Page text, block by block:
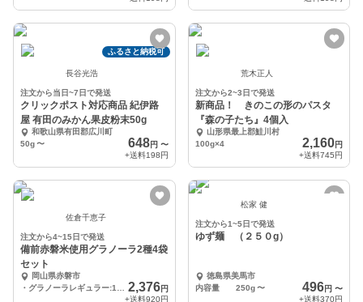
ふるさと納税可
長谷光浩
注文から当日~7日で発送
クリックポスト対応商品 紀伊路
屋 有田のみかん果皮粉末50g
和歌山県有田郡広川町
50g〜 648円 〜
+送料198円
荒木正人
注文から2~3日で発送
新商品！ きのこの形のパスタ
『森の子たち』4個入
山形県最上郡鮭川村
100g×4
2,160円
+送料745円
佐倉千恵子
注文から4~15日で発送
備前赤磐米使用グラノーラ2種4袋
セット
岡山県赤磐市
2,376円
+送料920円
松家 健
注文から1~5日で発送
ゆず麺 （２５０g）
徳島県美馬市
内容量 250g 〜 496円 〜
+送料370円